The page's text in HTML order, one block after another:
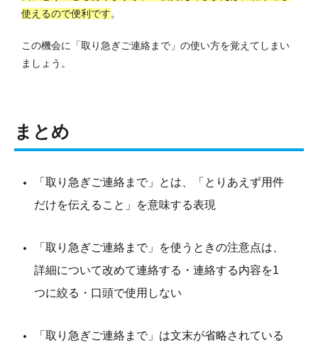
使えるので便利です。
この機会に「取り急ぎご連絡まで」の使い方を覚えてしまい
ましょう。
まとめ
「取り急ぎご連絡まで」とは、「とりあえず用件
だけを伝えること」を意味する表現
「取り急ぎご連絡まで」を使うときの注意点は、
詳細について改めて連絡する・連絡する内容を1
つに絞る・口頭で使用しない
「取り急ぎご連絡まで」は文末が省略されている